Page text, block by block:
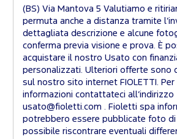
(BS) Via Mantova 5 Valutiamo e
permuta anche a distanza tramite
dettagliata descrizione e alcune
conferma previa visione e prova. È
acquistare il nostro Usato con
personalizzati. Ulteriori offerte sono
sul nostro sito internet FIOLETTI. Per
informazioni contattateci all’indirizzo
usato@fioletti.com . Fioletti spa
potrebbero essere pubblicate foto di
possibile riscontrare eventuali